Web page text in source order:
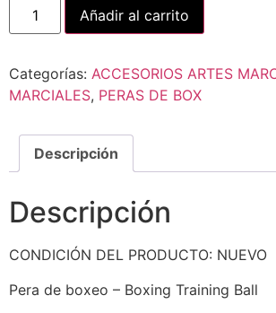
Añadir al carrito
Categorías: ACCESORIOS ARTES
MARCIALES, PERAS DE BOX
Descripción
Descripción
CONDICIÓN DEL PRODUCTO: NUEVO
Pera de boxeo – Boxing Training Ball